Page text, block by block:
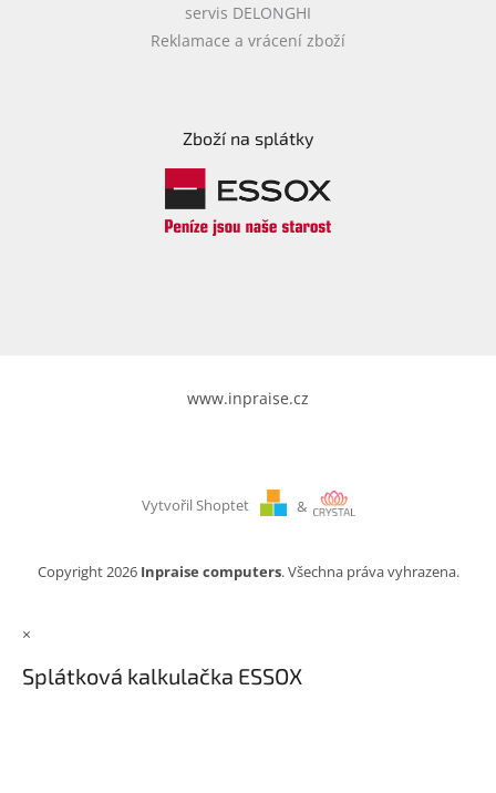
servis DELONGHI
Reklamace a vrácení zboží
Zboží na splátky
www.inpraise.cz
Vytvořil Shoptet &
Copyright 2026 Inpraise computers. Všechna práva vyhrazena.
×
Splátková kalkulačka ESSOX